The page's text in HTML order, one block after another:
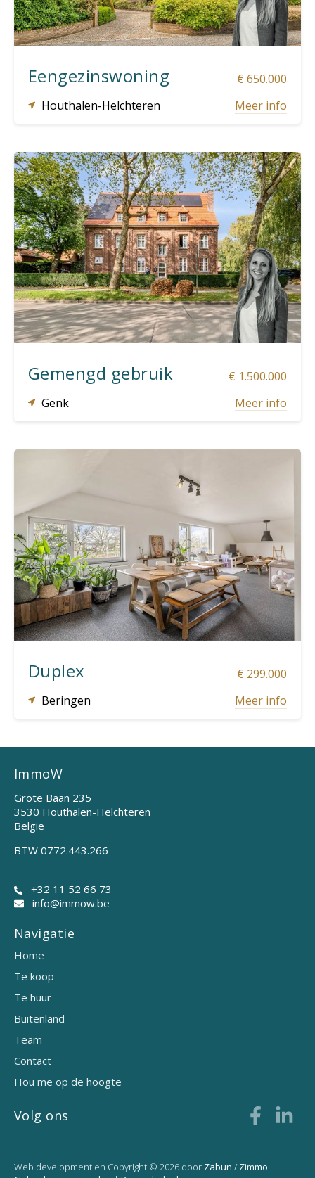
Eengezinswoning
€ 650.000
Houthalen-Helchteren
Meer info
23
6
2.780 m²
838 m²
Gemengd gebruik
€ 1.500.000
Genk
Meer info
2
1
163 m²
Duplex
€ 299.000
Beringen
Meer info
ImmoW
Grote Baan 235
3530 Houthalen-Helchteren
Belgie
BTW 0772.443.266
+32 11 52 66 73
info@immow.be
Navigatie
Home
Te koop
Te huur
Buitenland
Team
Contact
Hou me op de hoogte
Volg ons
Web development en Copyright © 2026 door Zabun / Zimmo